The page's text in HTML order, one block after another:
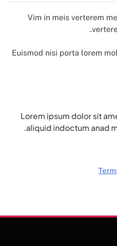
Vim in meis verterem
Euismod nisi porta lorem
Lorem ipsum dolor sit
aliquid indoctum anad